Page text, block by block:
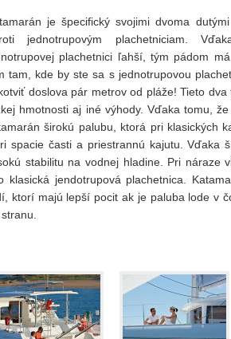
je špecifický svojimi dvoma
jednotrupovým plachetniciam.
plachetnici ľahší, tým pádom
tam, kde by ste sa s jednotrupovou
doslova pár metrov od pláže! Tieto
hmotnosti aj iné výhody. Vďaka tomu,
širokú palubu, ktorá pri klasických
spacie časti a priestrannú kajutu. Vďaka
stabilitu na vodnej hladine. Pri náraze
klasická jendotrupová plachetnica.
ktorí majú lepší pocit ak je paluba lode v